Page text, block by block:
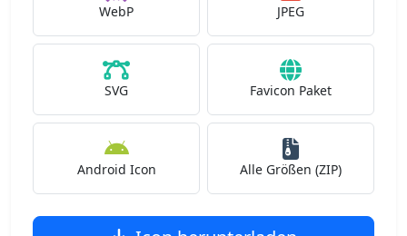
WebP JPEG
SVG Favicon Paket
Android Icon Alle Größen (ZIP)